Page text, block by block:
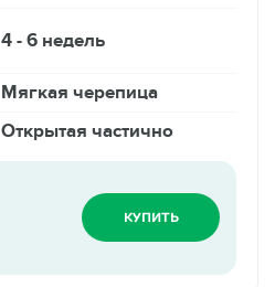
4 - 6 недель
Мягкая черепица
Открытая частично
КУПИТЬ